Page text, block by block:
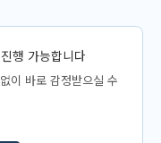
행 가능합니다
이 바로 감정받으실 수